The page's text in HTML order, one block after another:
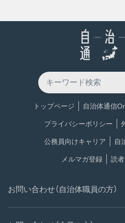
トップページ 自治体通信
プライバシーポリシー
公務員向けキャリア 自
メルマガ登録 読
お問い合わせ（自治体職員の方）